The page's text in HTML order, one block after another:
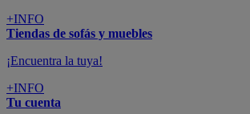
+INFO
Tiendas de sofás y muebles
¡Encuentra la tuya!
+INFO
Tu cuenta